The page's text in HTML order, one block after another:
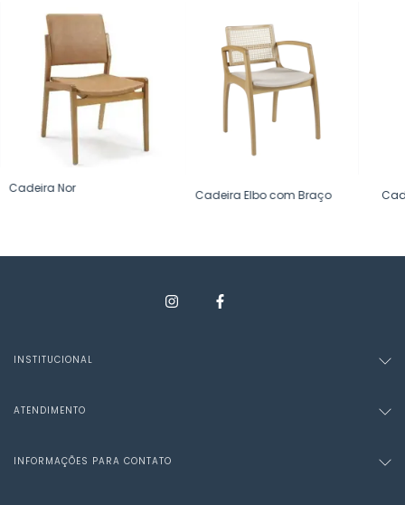
Cadeira Nor Cadeira Elbo com Braço
INSTITUCIONAL
ATENDIMENTO
INFORMAÇÕES PARA CONTATO